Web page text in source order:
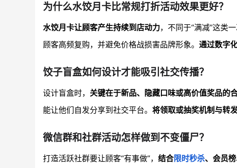
为什么水饺月卡比常规打折活动效果更好？
水饺月卡让顾客产生持续到店动力，不同于“满减”这类
顾客高频复购，并避免价格战损害品牌形象。 通过数字
饺子盲盒如何设计才能吸引社交传播？
设计盲盒时， 关键在于新品、隐藏口味或高价值奖品的
能让他们自发分享到社交平台。 将领取或抽奖机制与转
微信群和社群活动怎样做到不变僵尸？
打造活跃社群要让顾客“有事做”， 结合限时秒杀、会员